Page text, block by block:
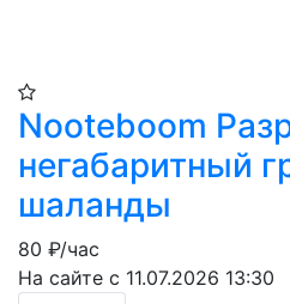
Nooteboom
негабаритный
шаланды
80 ₽/час
На сайте с 11.07.2026 13:30